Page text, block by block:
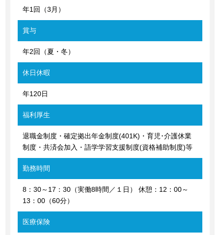
年1回（3月）
賞与
年2回（夏・冬）
休日休暇
年120日
福利厚生
退職金制度・確定拠出年金制度(401K)・育児･介護休業
制度・共済会加入・語学学習支援制度(資格補助制度)等
勤務時間
8：30～17：30（実働8時間／１日） 休憩：12：00～
13：00（60分）
医療保険